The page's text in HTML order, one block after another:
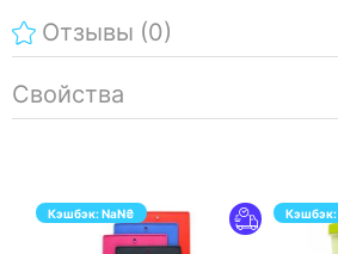
Отзывы (0)
Свойства
Кэшбэк:NaN₴ Кэшбэк: